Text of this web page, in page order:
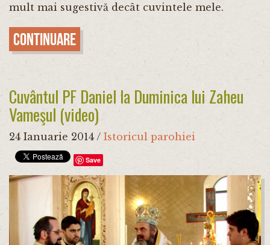
mult mai sugestivă decât cuvintele mele.
Continuare
Cuvântul PF Daniel la Duminica lui Zaheu
Vameşul (video)
24 Ianuarie 2014 / Istoricul parohiei
Save